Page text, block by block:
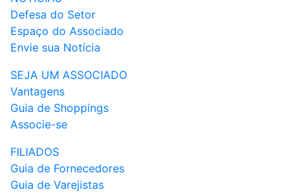
Defesa do Setor
Espaço do Associado
Envie sua Notícia
SEJA UM ASSOCIADO
Vantagens
Guia de Shoppings
Associe-se
FILIADOS
Guia de Fornecedores
Guia de Varejistas